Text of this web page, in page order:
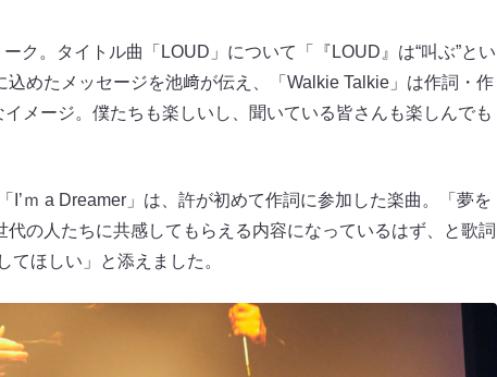
ク。タイトル曲「LOUD」について「『LOUD』は“叫ぶ”とい
めたメッセージを池﨑が伝え、「Walkie Talkie」は作詞・作
メージ。僕たちも楽しいし、聞いている皆さんも楽しんでも
I’ｍ a Dreamer」は、許が初めて作詞に参加した楽曲。「夢を
の人たちに共感してもらえる内容になっているはず、と歌詞
ほしい」と添えました。